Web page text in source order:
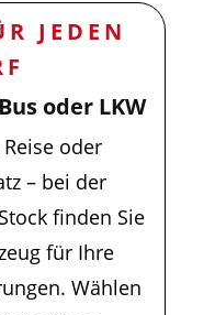
JEDEN
oder LKW
oder
– bei der
finden Sie
für Ihre
Wählen